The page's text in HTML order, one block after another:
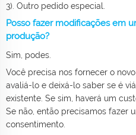
3). Outro pedido especial.
Posso fazer modificações em
produção?
Sim, podes.
Você precisa nos fornecer o
avaliá-lo e deixá-lo saber se é
existente. Se sim, haverá um
Se não, então precisamos fazer
consentimento.